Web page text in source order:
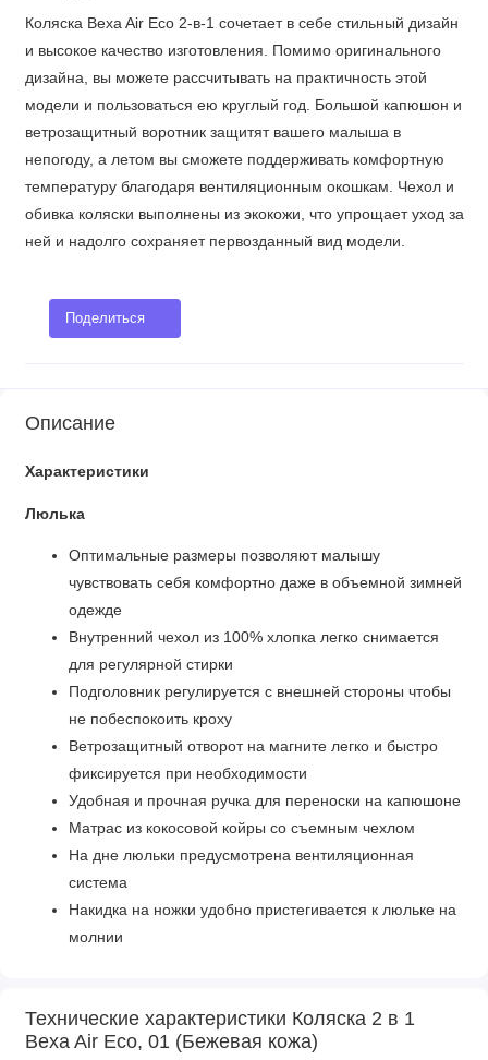
Коляска Bexa Air Eco 2-в-1 сочетает в себе стильный дизайн
и высокое качество изготовления. Помимо оригинального
дизайна, вы можете рассчитывать на практичность этой
модели и пользоваться ею круглый год. Большой капюшон и
ветрозащитный воротник защитят вашего малыша в
непогоду, а летом вы сможете поддерживать комфортную
температуру благодаря вентиляционным окошкам. Чехол и
обивка коляски выполнены из экокожи, что упрощает уход за
ней и надолго сохраняет первозданный вид модели.
Поделиться
Описание
Характеристики
Люлька
Оптимальные размеры позволяют малышу
чувствовать себя комфортно даже в объемной зимней
одежде
Внутренний чехол из 100% хлопка легко снимается
для регулярной стирки
Подголовник регулируется с внешней стороны чтобы
не побеспокоить кроху
Ветрозащитный отворот на магните легко и быстро
фиксируется при необходимости
Удобная и прочная ручка для переноски на капюшоне
Матрас из кокосовой койры со съемным чехлом
На дне люльки предусмотрена вентиляционная
система
Накидка на ножки удобно пристегивается к люльке на
молнии
Спинка регулируется в нескольких положениях,
включая горизонтальное
Технические характеристики Коляска 2 в 1
Bexa Air Eco, 01 (Бежевая кожа)